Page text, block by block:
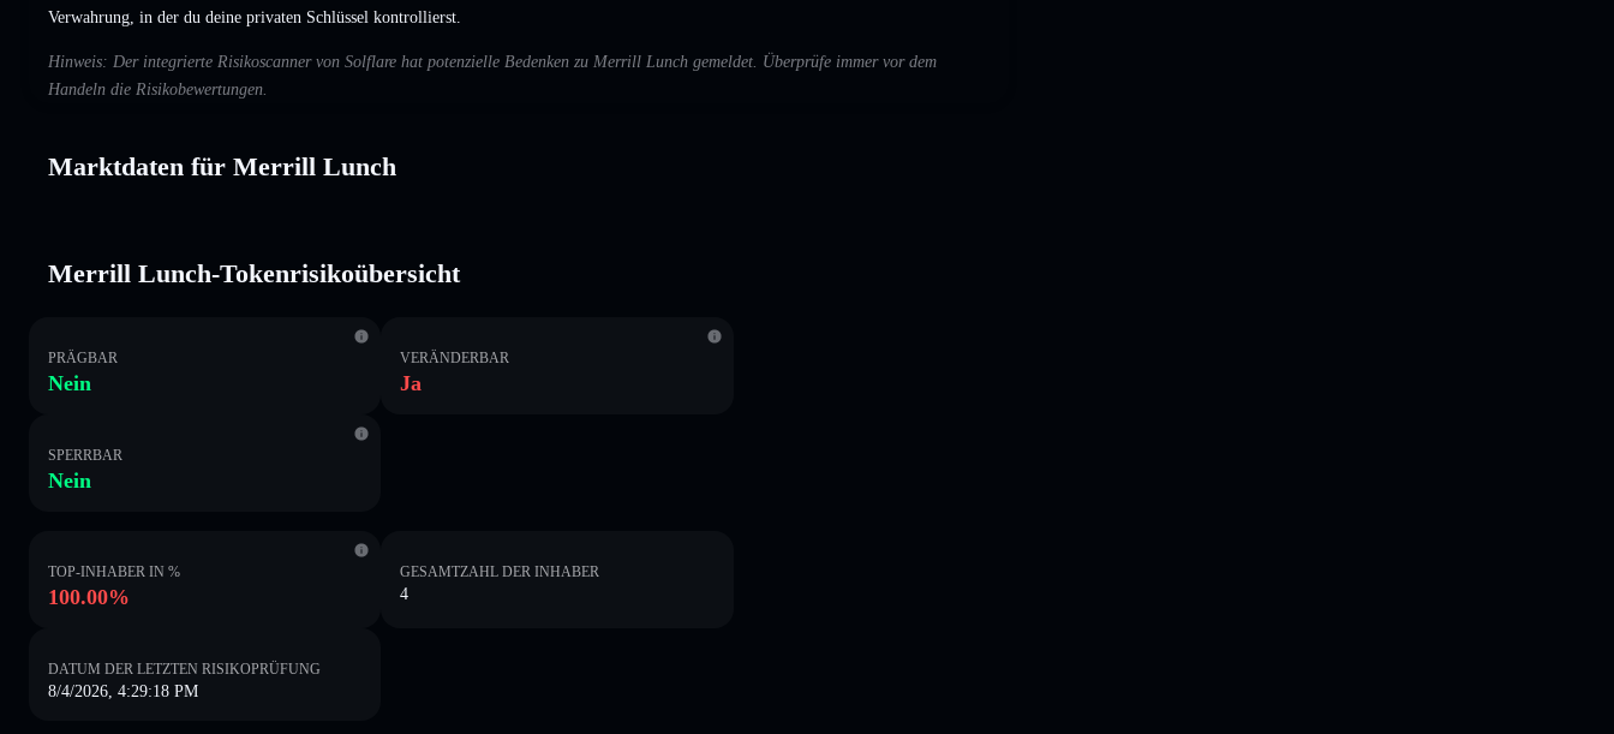
Verwahrung, in der du deine privaten Schlüssel kontrollierst.
Hinweis: Der integrierte Risikoscanner von Solflare hat potenzielle Bedenken zu Merrill Lunch gemeldet. Überprüfe immer vor dem
Handeln die Risikobewertungen.
Marktdaten für Merrill Lunch
Merrill Lunch-Tokenrisikoübersicht
PRÄGBAR
Nein
VERÄNDERBAR
Ja
SPERRBAR
Nein
TOP-INHABER IN %
100.00%
GESAMTZAHL DER INHABER
4
DATUM DER LETZTEN RISIKOPRÜFUNG
8/4/2026, 4:29:18 PM